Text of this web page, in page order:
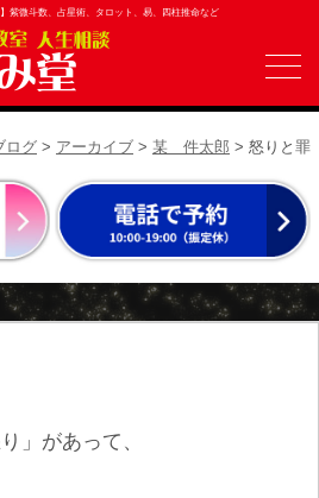
紫微斗数、占星術、タロット、易、四柱推命など
ログ > アーカイブ > 某 件太郎 > 怒りと罪
」があって、